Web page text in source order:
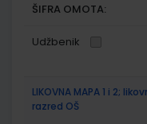
ŠIFRA OMOTA:
Udžbenik
LIKOVNA MAPA 1 i 2;
razred OŠ